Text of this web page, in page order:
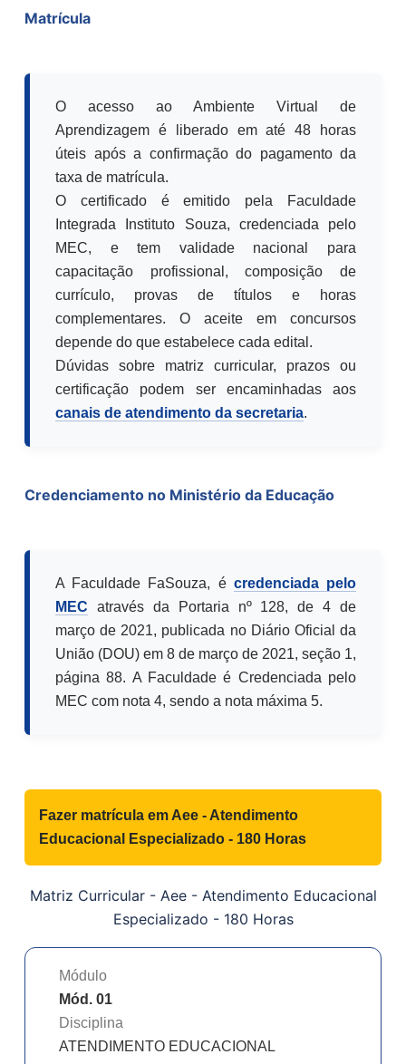
Matrícula
O acesso ao Ambiente Virtual de
Aprendizagem é liberado em até 48 horas
úteis após a confirmação do pagamento da
taxa de matrícula.
O certificado é emitido pela Faculdade
Integrada Instituto Souza, credenciada pelo
MEC, e tem validade nacional para
capacitação profissional, composição de
currículo, provas de títulos e horas
complementares. O aceite em concursos
depende do que estabelece cada edital.
Dúvidas sobre matriz curricular, prazos ou
certificação podem ser encaminhadas aos
canais de atendimento da secretaria.
Credenciamento no Ministério da Educação
A Faculdade FaSouza, é credenciada pelo
MEC através da Portaria nº 128, de 4 de
março de 2021, publicada no Diário Oficial da
União (DOU) em 8 de março de 2021, seção 1,
página 88. A Faculdade é Credenciada pelo
MEC com nota 4, sendo a nota máxima 5.
Fazer matrícula em Aee - Atendimento
Educacional Especializado - 180 Horas
Matriz Curricular - Aee - Atendimento Educacional
Especializado - 180 Horas
Módulo
Mód. 01
Disciplina
ATENDIMENTO EDUCACIONAL